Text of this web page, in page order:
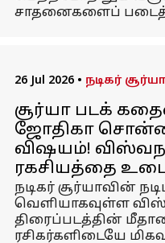
சாதனைகளைப்
26 Jul 2026 • நடிகர் சூர்யா
சூர்யா படக்
ஜோதிகா
விஷயம்!
ரகசியத்தை
நடிகர் சூர்யாவின்
வெளியாகவுள்ள
திரைப்படத்தின் மீதான
ரசிகர்களிடையே